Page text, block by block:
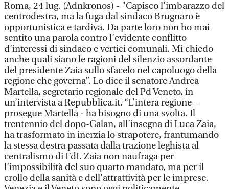
Roma, 24 lug. (Adnkronos) - "Capisco l’imbarazzo del
centrodestra, ma la fuga dal sindaco Brugnaro è
opportunistica e tardiva. Da parte loro non ho mai
sentito una parola contro l’evidente conflitto
d’interessi di sindaco e vertici comunali. Mi chiedo
anche quali siano le ragioni del silenzio assordante
del presidente Zaia sullo sfacelo nel capoluogo della
regione che governa”. Lo dice il senatore Andrea
Martella, segretario regionale del Pd Veneto, in
un’intervista a Repubblica.it. “L’intera regione –
prosegue Martella - ha bisogno di una svolta. Il
trentennio del dopo-Galan, all’insegna di Luca Zaia,
ha trasformato in inerzia lo strapotere, frantumando
la stessa destra passata dalla trazione leghista al
centralismo di FdI. Zaia non naufraga per
l’impossibilità del suo quarto mandato, ma per il
crollo della sanità e dell’attrattività per le imprese.